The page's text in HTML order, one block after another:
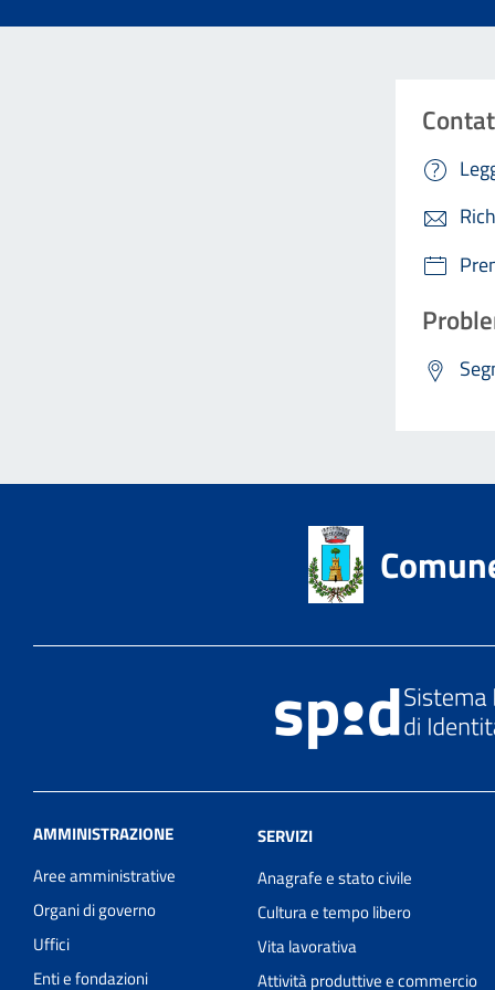
AMMINISTRAZIONE
Aree amministrative
Organi di governo
Uffici
Enti e fondazioni
SERVIZI
Anagrafe e stato civile
Cultura e tempo libero
Vita lavorativa
Attività produttive e commercio